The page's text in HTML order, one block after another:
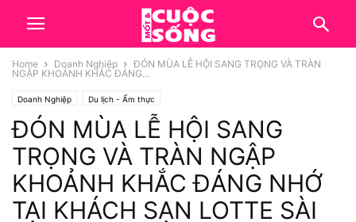
Home Doanh Nghiệp
ĐÓN MÙA LỄ HỘI SANG TRỌNG VÀ TRÀN
NGẬP KHOẢNH KHẮC ĐÁNG...
Doanh Nghiệp Du lịch - Ẩm thực
ĐÓN MÙA LỄ HỘI SANG
TRỌNG VÀ TRÀN NGẬP
KHOẢNH KHẮC ĐÁNG NHỚ
TẠI KHÁCH SẠN LOTTE SÀI